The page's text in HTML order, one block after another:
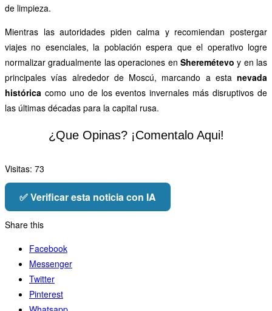
de limpieza.
Mientras las autoridades piden calma y recomiendan postergar
viajes no esenciales, la población espera que el operativo logre
normalizar gradualmente las operaciones en Sheremétevo y en las
principales vías alrededor de Moscú, marcando a esta nevada
histórica como uno de los eventos invernales más disruptivos de
las últimas décadas para la capital rusa.
¿Que Opinas? ¡Comentalo Aqui!
Visitas: 73
✅ Verificar esta noticia con IA
Share this
Facebook
Messenger
Twitter
Pinterest